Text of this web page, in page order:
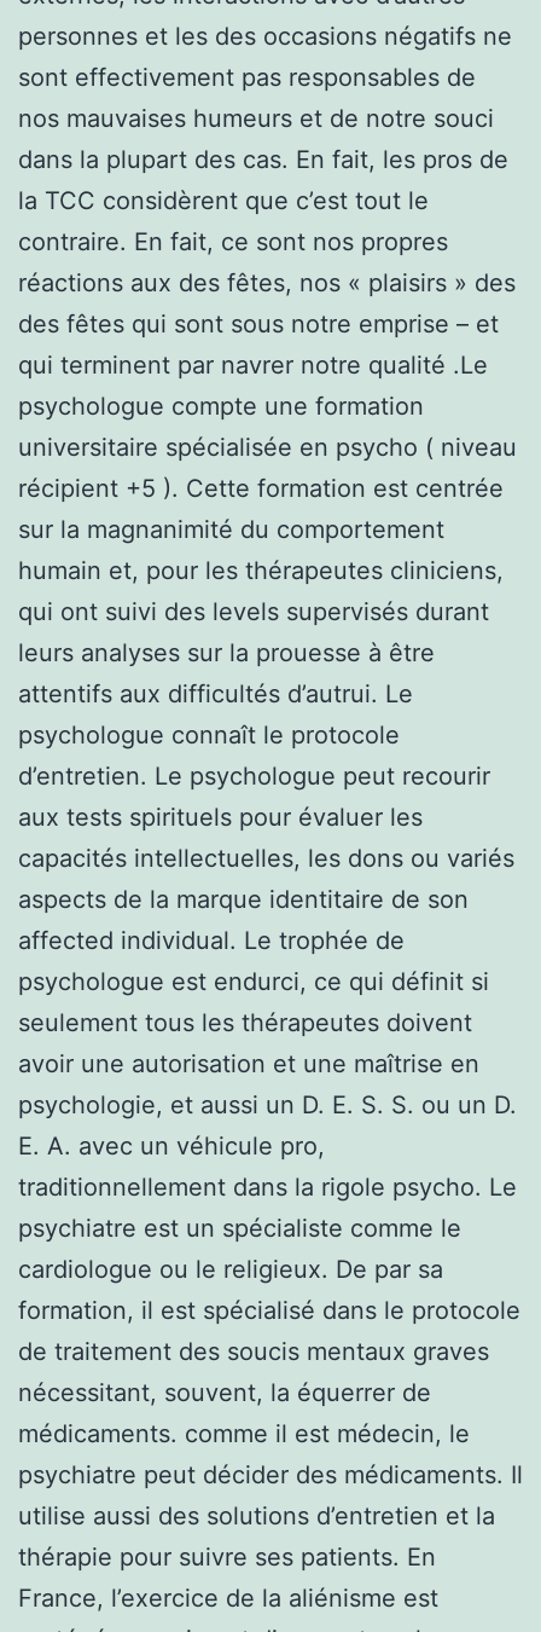
personnes et les des occasions négatifs ne
sont effectivement pas responsables de
nos mauvaises humeurs et de notre souci
dans la plupart des cas. En fait, les pros de
la TCC considèrent que c’est tout le
contraire. En fait, ce sont nos propres
réactions aux des fêtes, nos « plaisirs » des
des fêtes qui sont sous notre emprise – et
qui terminent par navrer notre qualité .Le
psychologue compte une formation
universitaire spécialisée en psycho ( niveau
récipient +5 ). Cette formation est centrée
sur la magnanimité du comportement
humain et, pour les thérapeutes cliniciens,
qui ont suivi des levels supervisés durant
leurs analyses sur la prouesse à être
attentifs aux difficultés d’autrui. Le
psychologue connaît le protocole
d’entretien. Le psychologue peut recourir
aux tests spirituels pour évaluer les
capacités intellectuelles, les dons ou variés
aspects de la marque identitaire de son
affected individual. Le trophée de
psychologue est endurci, ce qui définit si
seulement tous les thérapeutes doivent
avoir une autorisation et une maîtrise en
psychologie, et aussi un D. E. S. S. ou un D.
E. A. avec un véhicule pro,
traditionnellement dans la rigole psycho. Le
psychiatre est un spécialiste comme le
cardiologue ou le religieux. De par sa
formation, il est spécialisé dans le protocole
de traitement des soucis mentaux graves
nécessitant, souvent, la équerrer de
médicaments. comme il est médecin, le
psychiatre peut décider des médicaments. Il
utilise aussi des solutions d’entretien et la
thérapie pour suivre ses patients. En
France, l’exercice de la aliénisme est